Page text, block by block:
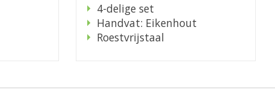
4-delige set
Handvat: Eikenhout
Roestvrijstaal